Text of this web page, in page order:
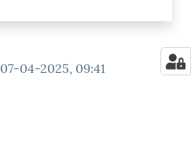
07-04-2025, 09:41